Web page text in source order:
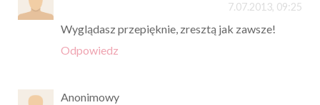
7.07.2013, 09:25
Wyglądasz przepięknie, zresztą jak zawsze!
Odpowiedz
Anonimowy